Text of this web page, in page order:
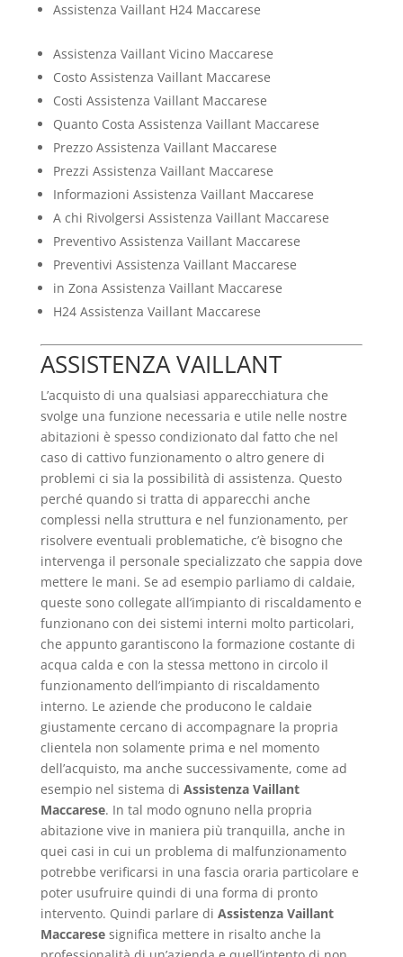
Assistenza Vaillant H24 Maccarese
Assistenza Vaillant Vicino Maccarese
Costo Assistenza Vaillant Maccarese
Costi Assistenza Vaillant Maccarese
Quanto Costa Assistenza Vaillant Maccarese
Prezzo Assistenza Vaillant Maccarese
Prezzi Assistenza Vaillant Maccarese
Informazioni Assistenza Vaillant Maccarese
A chi Rivolgersi Assistenza Vaillant Maccarese
Preventivo Assistenza Vaillant Maccarese
Preventivi Assistenza Vaillant Maccarese
in Zona Assistenza Vaillant Maccarese
H24 Assistenza Vaillant Maccarese
ASSISTENZA VAILLANT
L’acquisto di una qualsiasi apparecchiatura che
svolge una funzione necessaria e utile nelle nostre
abitazioni è spesso condizionato dal fatto che nel
caso di cattivo funzionamento o altro genere di
problemi ci sia la possibilità di assistenza. Questo
perché quando si tratta di apparecchi anche
complessi nella struttura e nel funzionamento, per
risolvere eventuali problematiche, c’è bisogno che
intervenga il personale specializzato che sappia dove
mettere le mani. Se ad esempio parliamo di caldaie,
queste sono collegate all’impianto di riscaldamento e
funzionano con dei sistemi interni molto particolari,
che appunto garantiscono la formazione costante di
acqua calda e con la stessa mettono in circolo il
funzionamento dell’impianto di riscaldamento
interno. Le aziende che producono le caldaie
giustamente cercano di accompagnare la propria
clientela non solamente prima e nel momento
dell’acquisto, ma anche successivamente, come ad
esempio nel sistema di Assistenza Vaillant
Maccarese. In tal modo ognuno nella propria
abitazione vive in maniera più tranquilla, anche in
quei casi in cui un problema di malfunzionamento
potrebbe verificarsi in una fascia oraria particolare e
poter usufruire quindi di una forma di pronto
intervento. Quindi parlare di Assistenza Vaillant
Maccaresesignifica mettere in risalto anche la